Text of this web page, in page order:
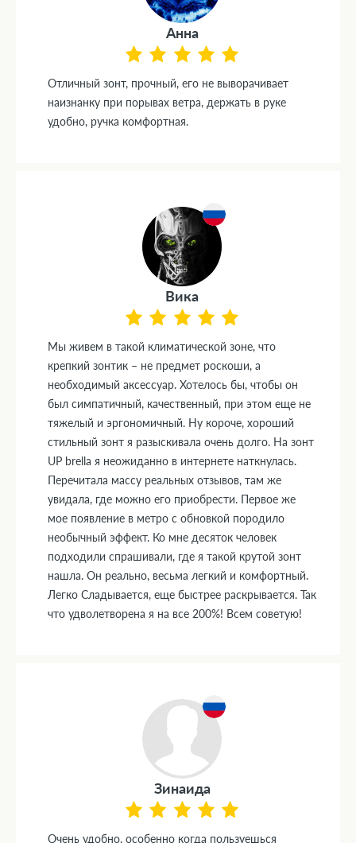
Анна
Отличный зонт, прочный, его не выворачивает
наизнанку при порывах ветра, держать в руке
удобно, ручка комфортная.
Вика
Мы живем в такой климатической зоне, что
крепкий зонтик – не предмет роскоши, а
необходимый аксессуар. Хотелось бы, чтобы он
был симпатичный, качественный, при этом еще не
тяжелый и эргономичный. Ну короче, хороший
стильный зонт я разыскивала очень долго. На зонт
UP brella я неожиданно в интернете наткнулась.
Перечитала массу реальных отзывов, там же
увидала, где можно его приобрести. Первое же
мое появление в метро с обновкой породило
необычный эффект. Ко мне десяток человек
подходили спрашивали, где я такой крутой зонт
нашла. Он реально, весьма легкий и комфортный.
Легко Сладывается, еще быстрее раскрывается. Так
что удволетворена я на все 200%! Всем советую!
Зинаида
Очень удобно, особенно когда пользуешься